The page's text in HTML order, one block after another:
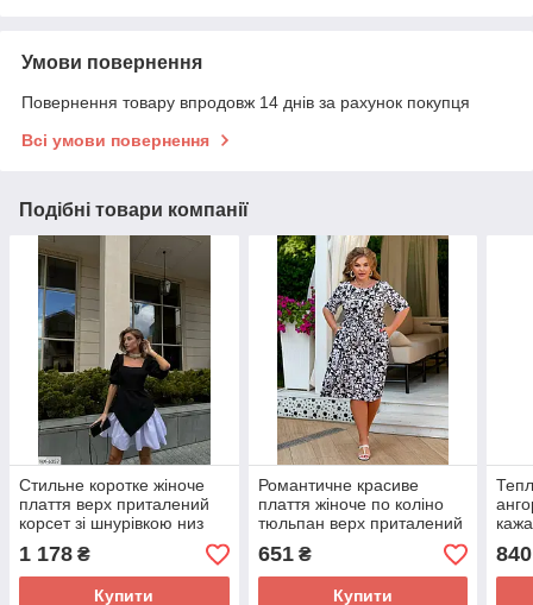
Умови повернення
Повернення товару впродовж 14 днів за рахунок покупця
Всі умови повернення
Подібні товари компанії
Стильне коротке жіноче
плаття верх приталений
корсет зі шнурівкою низ
пишна спідниця кльош арт
070
1 178 ₴
Купити
Романтичне красиве
плаття жіноче по коліно
тюльпан верх приталений
низ кльош великі розміри
50-60
651₴
Купити
840